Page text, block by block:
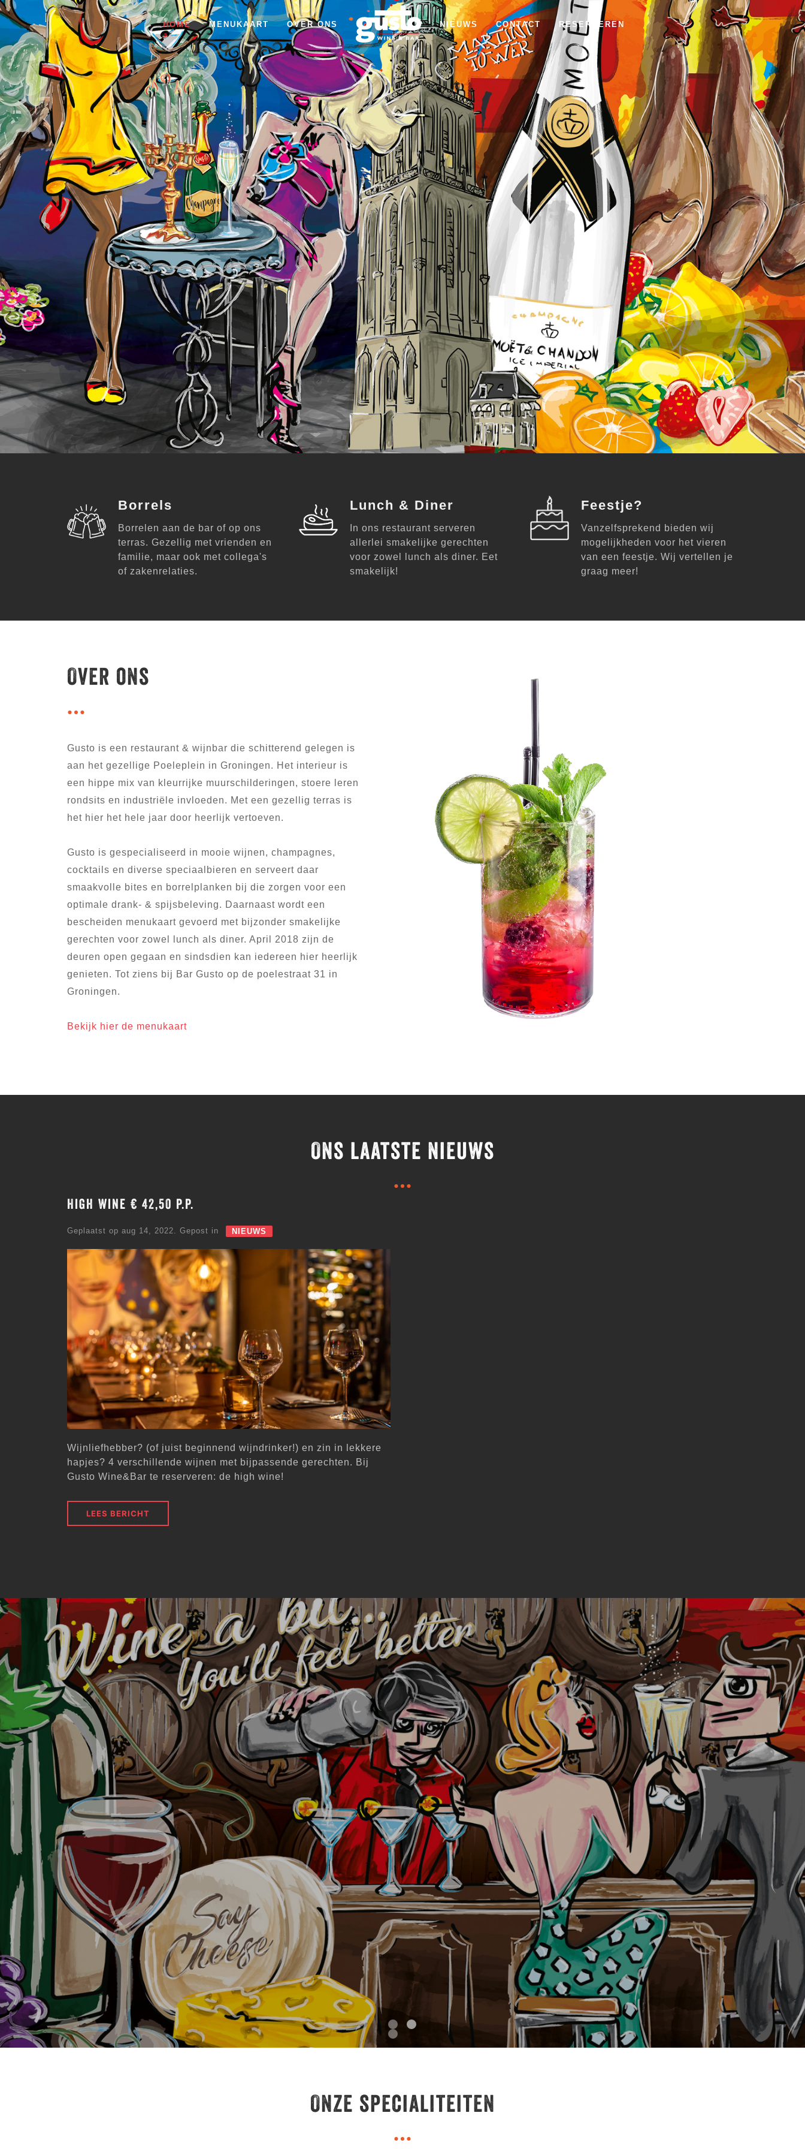
HOME MENUKAART OVER ONS NIEUWS CONTACT RESERVEREN
Borrels
Borrelen aan de bar of op ons
terras. Gezellig met vrienden en
familie, maar ook met collega's
of zakenrelaties.
Lunch & Diner
In ons restaurant serveren
allerlei smakelijke gerechten
voor zowel lunch als diner. Eet
smakelijk!
Feestje?
Vanzelfsprekend bieden wij
mogelijkheden voor het vieren
van een feestje. Wij vertellen je
graag meer!
Over ons
Gusto is een restaurant & wijnbar die schitterend gelegen is
aan het gezellige Poeleplein in Groningen. Het interieur is
een hippe mix van kleurrijke muurschilderingen, stoere leren
rondsits en industriële invloeden. Met een gezellig terras is
het hier het hele jaar door heerlijk vertoeven.
Gusto is gespecialiseerd in mooie wijnen, champagnes,
cocktails en diverse speciaalbieren en serveert daar
smaakvolle bites en borrelplanken bij die zorgen voor een
optimale drank- & spijsbeleving. Daarnaast wordt een
bescheiden menukaart gevoerd met bijzonder smakelijke
gerechten voor zowel lunch als diner. April 2018 zijn de
deuren open gegaan en sindsdien kan iedereen hier heerlijk
genieten. Tot ziens bij Bar Gusto op de poelestraat 31 in
Groningen.
Bekijk hier de menukaart
Ons laatste nieuws
High Wine € 42,50 p.p.
Geplaatst op aug 14, 2022. Gepost in NIEUWS
Wijnliefhebber? (of juist beginnend wijndrinker!) en zin in lekkere
hapjes? 4 verschillende wijnen met bijpassende gerechten. Bij
Gusto Wine&Bar te reserveren: de high wine!
LEES BERICHT
Item 1 Item 2
Onze specialiteiten